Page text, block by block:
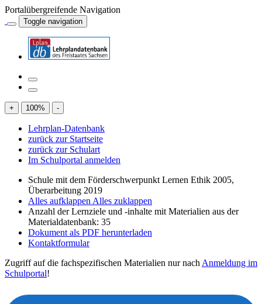
Portalübergreifende Navigation
Toggle navigation
+ 100% -
Lehrplan-Datenbank
zurück zur Startseite
zurück zur Schulart
Im Schulportal anmelden
Schule mit dem Förderschwerpunkt Lernen Ethik 2005,
Überarbeitung 2019
Alles aufklappen Alles zuklappen
Anzahl der Lernziele und -inhalte mit Materialien aus der
Materialdatenbank: 35
Dokument als PDF herunterladen
Kontaktformular
Zugriff auf die fachspezifischen Materialien nur nach Anmeldung im
Schulportal!